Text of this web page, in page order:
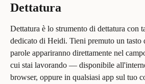
Dettatura
Dettatura è lo strumento di dettatura con
dedicato di Heidi. Tieni premuto un tasto
parole appariranno direttamente nel
cui stai lavorando — disponibile
browser, oppure in qualsiasi app sul tuo